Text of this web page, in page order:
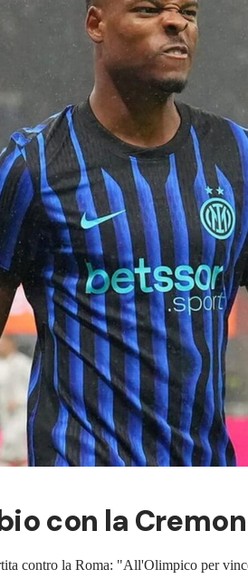
con la
contro la Roma: "All'Olimpico per